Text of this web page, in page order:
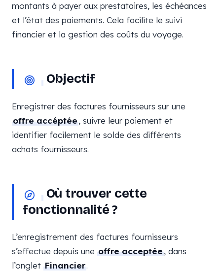
montants à payer aux prestataires, les échéances
et l’état des paiements. Cela facilite le suivi
financier et la gestion des coûts du voyage.
Objectif
Enregistrer des factures fournisseurs sur une
offre accéptée, suivre leur paiement et
identifier facilement le solde des différents
achats fournisseurs.
Où trouver cette
fonctionnalité ?
L’enregistrement des factures fournisseurs
s’effectue depuis une offre acceptée, dans
l’onglet Financier.